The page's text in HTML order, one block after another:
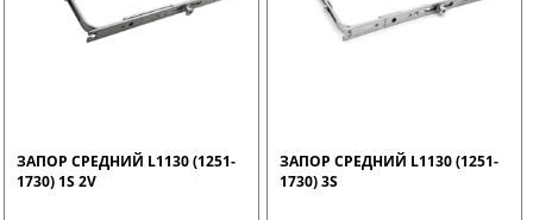
ЗАПОР СРЕДНИЙ L1130 (1251-
1730) 1S 2V
ЗАПОР СРЕДНИЙ L1130 (1251-
1730) 3S